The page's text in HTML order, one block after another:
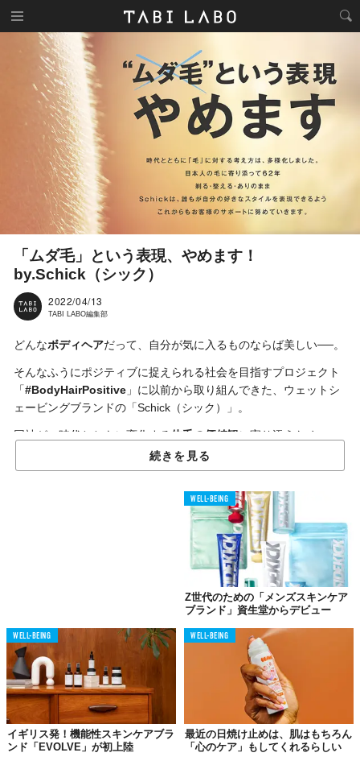
「ムダ毛」という表現、やめます！
by.Schick（シック）
2022/04/13
TABI LABO編集部
どんなボディヘアだって、自分が気に入るものならば美しい──。
そんなふうにポジティブに捉えられる社会を目指すプロジェクト
「#BodyHairPositive 」に以前から取り組んできた、ウェットシ
ェービングブランドの「Schick（シック）」。
同社が、時代とともに変化する 体毛の価値観に寄り添うため、
「ムダ毛」という表現を撤廃すると発表した。
女性は体毛をケアすることが当たり前
異性の目を気にして体毛を処理しなくてはならない
など、これまで国内トップシェアを誇るブランドとして、毛をネ
ガティブにとらえたメッセージを発信してきた。
が、「剃る」「整える」「残す」など、さまざまな選択肢 がある
なかで、ムダ毛という表現は適切ではない……と考え、今回の決
今年の12月末を目処に、各種ウェブサイトや印刷物の表現を随時
変更していく方針だという。
と同時に、今後ますます「#BodyHairPositive」を推進し、剃る選
択をした時には、自分らしさを表現する行為
としてそれを楽しめ
るようサポートしていきたいとか。
世の中からムダ毛という言葉がもっとなくなれば、より多くの人
が生きやすい社会になるはず！
続きを見る
WELL-BEING
Z世代のための「メンズスキンケア
ブランド」資生堂からデビュー
WELL-BEING
イギリス発！機能性スキンケアブラ
ンド「EVOLVE」が初上陸
WELL-BEING
最近の日焼け止めは、肌はもちろん
「心のケア」もしてくれるらしい